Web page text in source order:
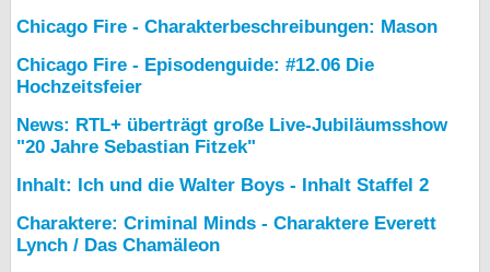
Chicago Fire - Charakterbeschreibungen: Mason
Chicago Fire - Episodenguide: #12.06 Die
Hochzeitsfeier
News: RTL+ überträgt große Live-Jubiläumsshow
"20 Jahre Sebastian Fitzek"
Inhalt: Ich und die Walter Boys - Inhalt Staffel 2
Charaktere: Criminal Minds - Charaktere Everett
Lynch / Das Chamäleon